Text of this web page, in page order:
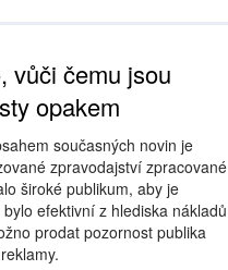
vůči čemu jsou
opakem
současných novin je
zpravodajství zpracované
široké publikum, aby je
efektivní z hlediska nákladů
prodat pozornost publika